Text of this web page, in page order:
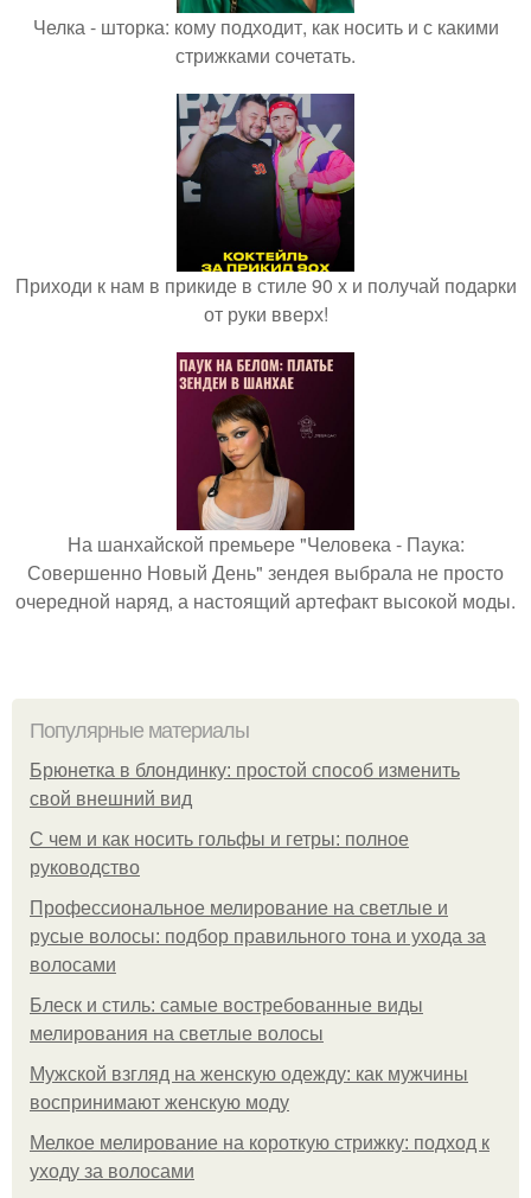
Челка - шторка: кому подходит, как носить и с какими
стрижками сочетать.
Приходи к нам в прикиде в стиле 90 х и получай подарки
от руки вверх!
На шанхайской премьере "Человека - Паука:
Совершенно Новый День" зендея выбрала не просто
очередной наряд, а настоящий артефакт высокой моды.
Популярные материалы
Брюнетка в блондинку: простой способ изменить
свой внешний вид
С чем и как носить гольфы и гетры: полное
руководство
Профессиональное мелирование на светлые и
русые волосы: подбор правильного тона и ухода за
волосами
Блеск и стиль: самые востребованные виды
мелирования на светлые волосы
Мужской взгляд на женскую одежду: как мужчины
воспринимают женскую моду
Мелкое мелирование на короткую стрижку: подход к
уходу за волосами